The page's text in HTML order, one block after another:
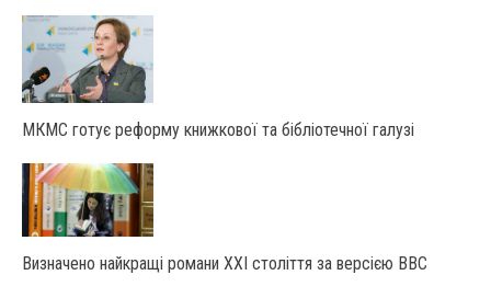
МКМС готує реформу книжкової та бібліотечної галузі
Визначено найкращі романи XXI століття за версією BBC